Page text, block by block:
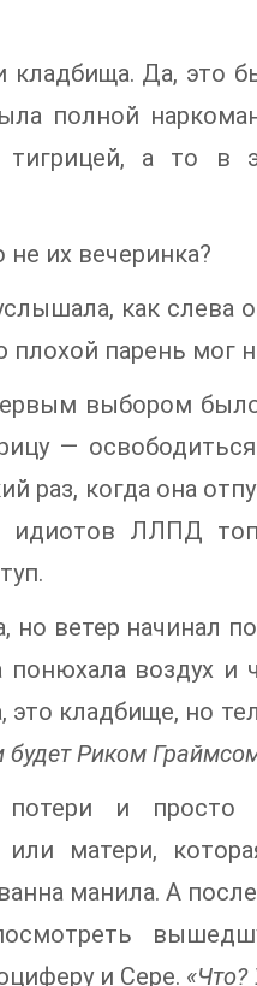
кладбища. Да, это
полной
а то в
их вечеринка?
как слева
плохой парень мог
выбором
—
раз, когда она
ЛЛПД
но ветер начинал
воздух и
кладбище, но
будет Риком
и просто
матери,
манила. А
и Сере.